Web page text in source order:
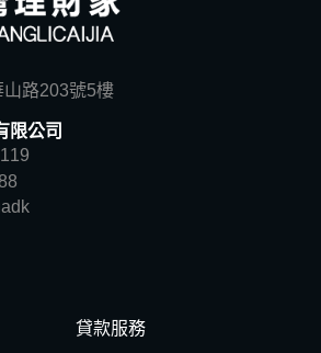
路203號5樓
限公司
貸款服務